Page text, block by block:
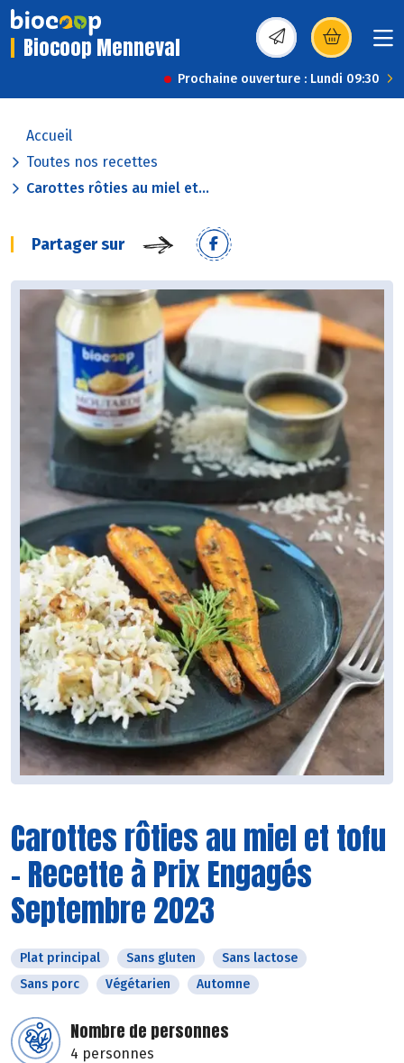
Biocoop Menneval (s’ouvre dans une
Prochaine ouverture : Lundi 09:30
Accueil
Toutes nos recettes
Carottes rôties au miel et...
Partager sur
Carottes rôties au miel et tofu
- Recette à Prix Engagés
Septembre 2023
Plat principal Sans gluten
Sans lactose
Sans porc
Végétarien Automne
Nombre de personnes
4 personnes